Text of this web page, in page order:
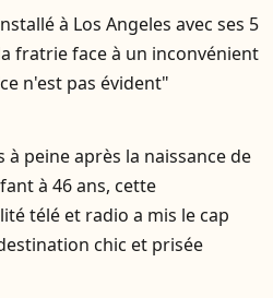
à Los Angeles avec ses 5
fratrie face à un inconvénient
n'est pas évident"
à peine après la naissance de
à 46 ans, cette
télé et radio a mis le cap
chic et prisée